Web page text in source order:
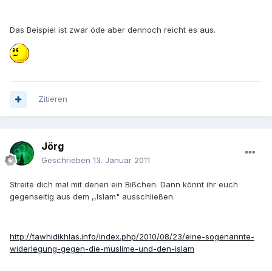
Das Beispiel ist zwar öde aber dennoch reicht es aus.
Zitieren
Jörg
Geschrieben 13. Januar 2011
Streite dich mal mit denen ein Bißchen. Dann könnt ihr euch
gegenseitig aus dem ,,Islam" ausschließen.
http://tawhidikhlas.info/index.php/2010/08/23/eine-sogenannte-
widerlegung-gegen-die-muslime-und-den-islam